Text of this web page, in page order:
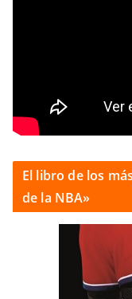
El libro de los
de la NBA»